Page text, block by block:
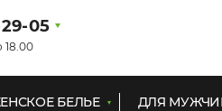
05
18.00
БЕЛЬЕ ДЛЯ